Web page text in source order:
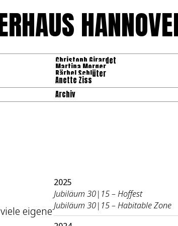
Christoph Girardet
Martina Morger
Bärbel Schlüter
Anette Ziss
Archiv
eigene
2025
Jubiläum 30|15 – Hoffest
Jubiläum 30|15 – Habitable Zone